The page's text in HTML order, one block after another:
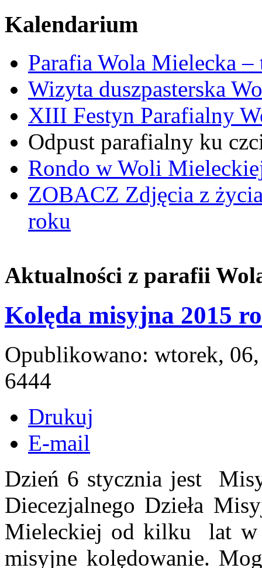
Kalendarium
Parafia Wola Mielecka
Wizyta duszpasterska
XIII Festyn Parafialny
Odpust parafialny ku
Rondo w Woli
ZOBACZ Zdjęcia z
roku
Aktualności z parafii
Kolęda misyjna 2015
Opublikowano: wtorek,
6444
Drukuj
E-mail
Dzień 6 stycznia jest
Diecezjalnego Dzieła
Mieleckiej od kilku lat w
misyjne kolędowanie.